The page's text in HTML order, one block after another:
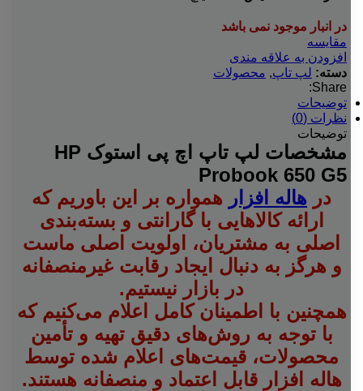
در انبار موجود نمی باشد
مقایسه
افزودن به علاقه مندی
دسته: لپ تاپ, محصولات
Share:
توضیحات
نظرات (0)
توضیحات
مشخصات لپ تاپ اچ پی استوک HP
Probook 650 G5
در هاله افزار همواره بر این باوریم که
ارائه کالاهایی با گارانتی و بسته‌بندی
اصلی به مشتریان، اولویت اصلی ماست
و هرگز به دنبال ایجاد رقابت غیرمنصفانه
در بازار نیستیم.
همچنین با اطمینان کامل اعلام می‌کنیم که
با توجه به روش‌های دقیق تهیه و تأمین
محصولات، قیمت‌های اعلام شده توسط
هاله افزار قابل اعتماد و منصفانه هستند.